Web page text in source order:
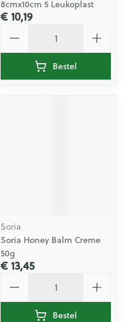
8cmx10cm 5 Leukoplast
€ 10,19
Bestel
Soria
Soria Honey Balm Creme
50g
€ 13,45
Bestel